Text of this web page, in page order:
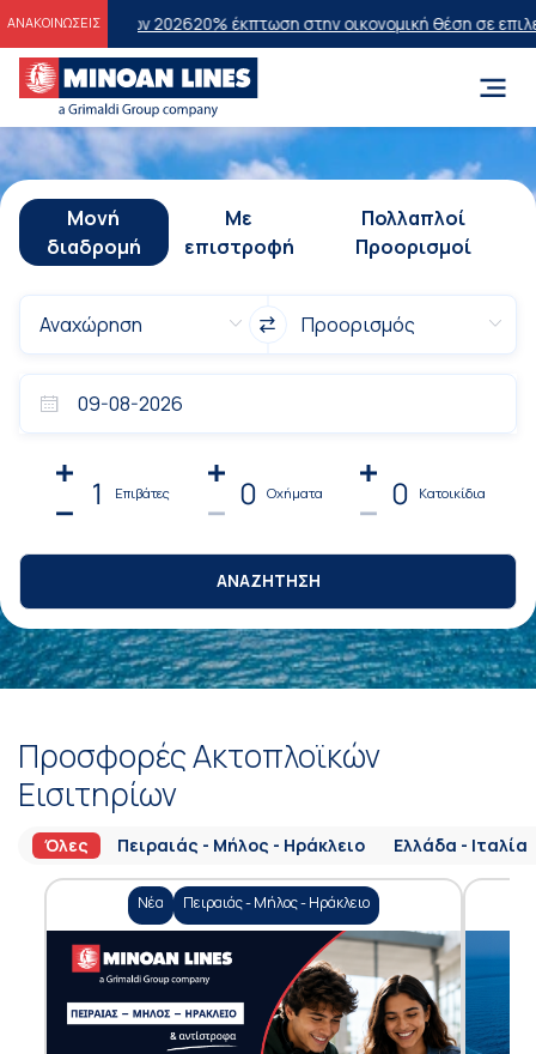
ΑΝΑΚΟΙΝΩΣΕΙΣ
202620% έκπτωση στην οικονομική θέση σε επιλεγμένα
Μονή
διαδρομή
Με
επιστροφή
Πολλαπλοί
Προορισμοί
1 Επιβάτες 0 Οχήματα 0 Κατοικίδια
ΑΝΑΖΗΤΗΣΗ
Προσφορές Ακτοπλοϊκών
Εισιτηρίων
Όλες Πειραιάς - Μήλος - Ηράκλειο Ελλάδα - Ιταλία
Νέα Πειραιάς - Μήλος - Ηράκλειο